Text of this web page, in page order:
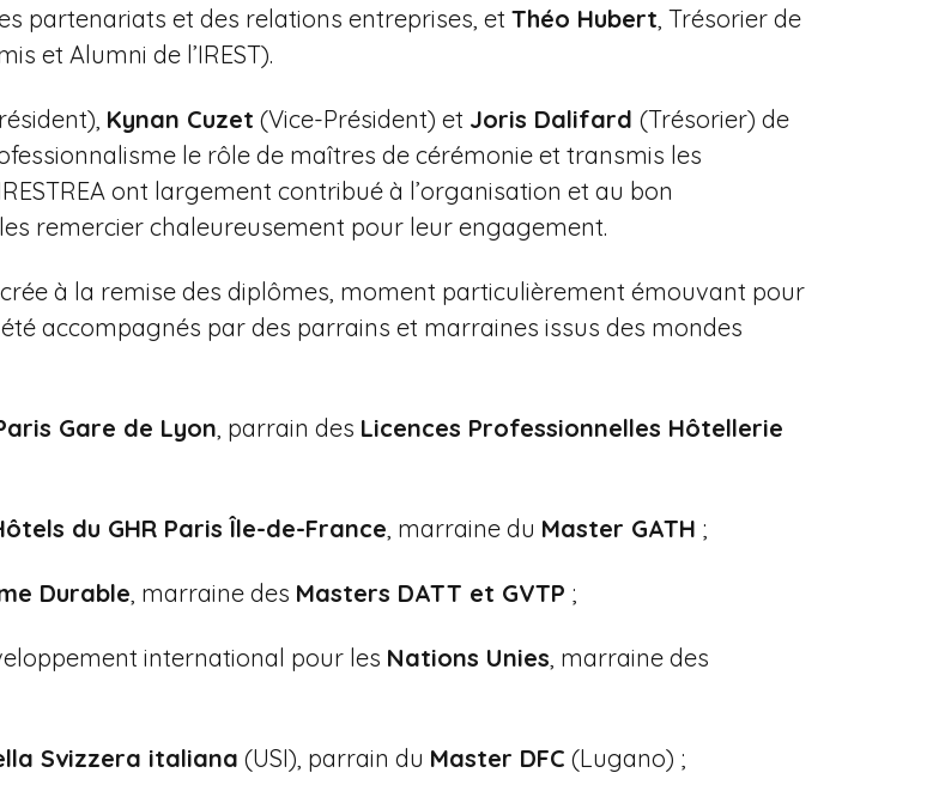
partenariats et des relations entreprises, et Théo Hubert, Trésorier de
et Alumni de l’IREST).
Kynan Cuzet (Vice-Président) et Joris Dalifard (Trésorier) de
le rôle de maîtres de cérémonie et transmis les
ont largement contribué à l’organisation et au bon
remercier chaleureusement pour leur engagement.
à la remise des diplômes, moment particulièrement émouvant pour
accompagnés par des parrains et marraines issus des mondes
Gare de Lyon, parrain des Licences Professionnelles Hôtellerie
du GHR Paris Île-de-France, marraine du Master GATH ;
Durable, marraine des Masters DATT et GVTP ;
international pour les Nations Unies, marraine des
Svizzera italiana (USI), parrain du Master DFC (Lugano) ;